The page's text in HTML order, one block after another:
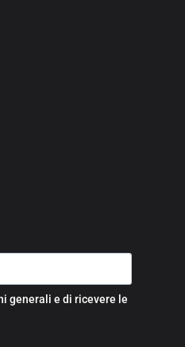
generali e di ricevere le